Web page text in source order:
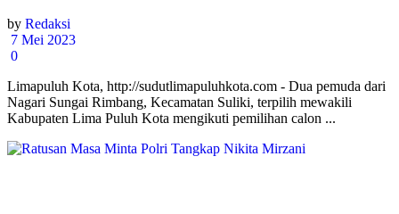
by Redaksi
7 Mei 2023
0
Limapuluh Kota, http://sudutlimapuluhkota.com - Dua pemuda dari
Nagari Sungai Rimbang, Kecamatan Suliki, terpilih mewakili
Kabupaten Lima Puluh Kota mengikuti pemilihan calon ...